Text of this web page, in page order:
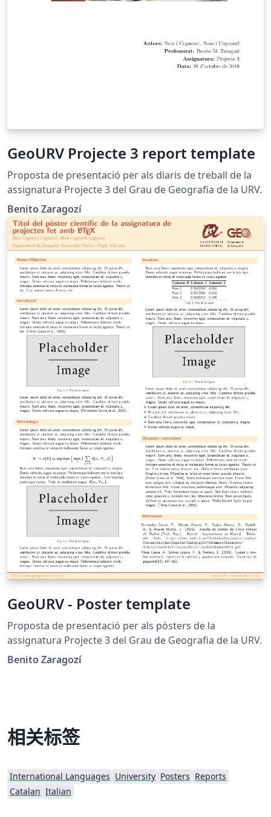
GeoURV Projecte 3 report template
Proposta de presentació per als diaris de treball de la
assignatura Projecte 3 del Grau de Geografia de la URV.
Benito Zaragozí
GeoURV - Poster template
Proposta de presentació per als pòsters de la
assignatura Projecte 3 del Grau de Geografia de la URV.
Benito Zaragozí
相关标签
International Languages University Posters Reports
Catalan Italian